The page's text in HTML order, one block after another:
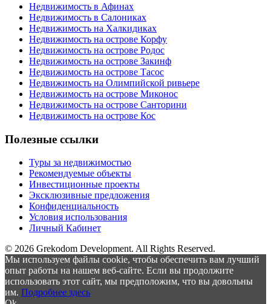
Недвижимость в Афинах
Недвижимость в Салониках
Недвижимость на Халкидиках
Недвижимость на острове Корфу
Недвижимость на острове Родос
Недвижимость на острове Закинф
Недвижимость на острове Тасос
Недвижимость на Олимпийской ривьере
Недвижимость на острове Миконос
Недвижимость на острове Санторини
Недвижимость на острове Кос
Полезные ссылки
Туры за недвижимостью
Рекомендуемые объекты
Инвестиционные проекты
Эксклюзивные предложения
Конфиденциальность
Условия использования
Личный Кабинет
© 2026 Grekodom Development. All Rights Reserved.
Мы используем файлы cookie, чтобы обеспечить вам лучший
опыт работы на нашем веб-сайте. Если вы продолжите
использовать этот сайт, мы предположим, что вы довольны
им. Подробнее здесь